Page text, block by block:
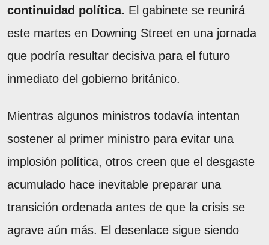
continuidad política. El gabinete se reunirá
este martes en Downing Street en una jornada
que podría resultar decisiva para el futuro
inmediato del gobierno británico.
Mientras algunos ministros todavía intentan
sostener al primer ministro para evitar una
implosión política, otros creen que el desgaste
acumulado hace inevitable preparar una
transición ordenada antes de que la crisis se
agrave aún más. El desenlace sigue siendo